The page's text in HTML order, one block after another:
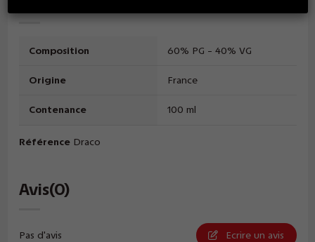
Composition 60% PG - 40% VG
Origine France
Contenance 100 ml
Référence Draco
Avis(0)
Pas d'avis Ecrire un avis